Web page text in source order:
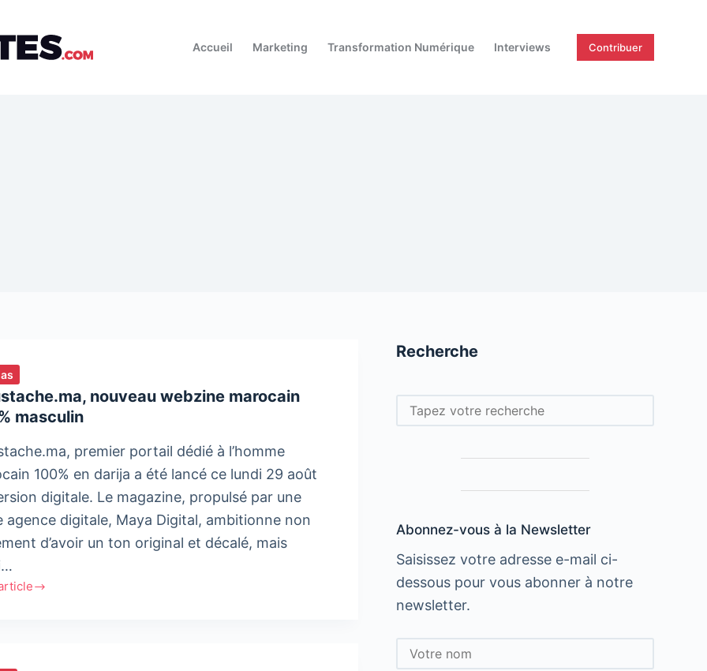
Accueil Marketing Transformation Numérique Interviews Contribuer
nouveau webzine marocain
masculin
premier portail dédié à l’homme
100% en darija a été lancé ce lundi 29 août
digitale. Le magazine, propulsé par une
agence digitale, Maya Digital, ambitionne non
d’avoir un ton original et décalé, mais
Recherche
Rechercher
Abonnez-vous à la Newsletter
Saisissez votre adresse e-mail ci-
dessous pour vous abonner à notre
newsletter.